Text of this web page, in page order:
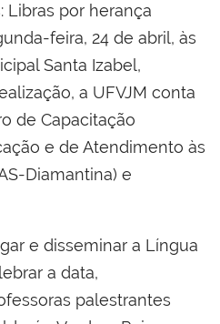
Libras por herança
feira, 24 de abril, às
Santa Izabel,
a UFVJM conta
de Capacitação
e de Atendimento às
Diamantina) e
e disseminar a Língua
a data,
palestrantes